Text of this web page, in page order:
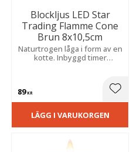
Blockljus LED Star
Trading Flamme Cone
Brun 8x10,5cm
Naturtrogen låga i form av en
kotte. Inbyggd timer
atmosfär. Batteri medföljer
89KR
LÄGG I VARUKORGEN